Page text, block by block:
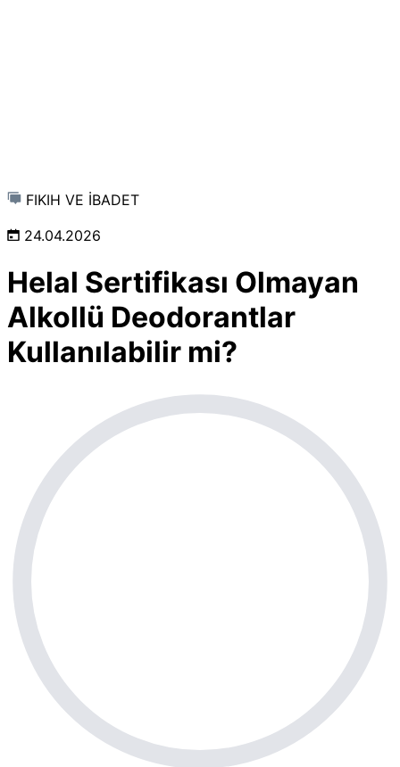
FIKIH VE İBADET
24.04.2026
Helal Sertifikası Olmayan
Alkollü Deodorantlar
Kullanılabilir mi?